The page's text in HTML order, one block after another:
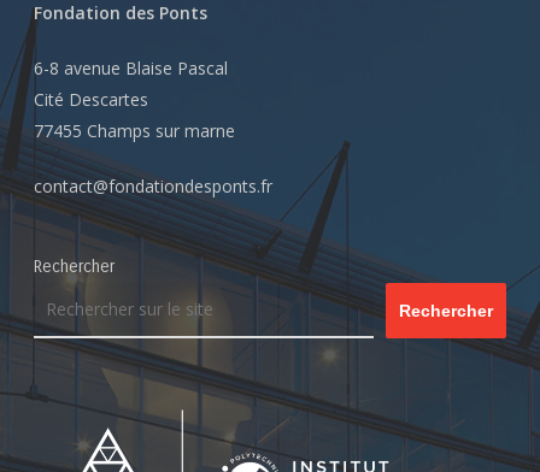
Fondation des Ponts
6-8 avenue Blaise Pascal
Cité Descartes
77455 Champs sur marne
contact@fondationdesponts.fr
Rechercher
Rechercher